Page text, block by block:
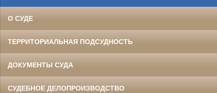
О СУДЕ
ТЕРРИТОРИАЛЬНАЯ ПОДСУДНОСТЬ
ДОКУМЕНТЫ СУДА
СУДЕБНОЕ ДЕЛОПРОИЗВОДСТВО